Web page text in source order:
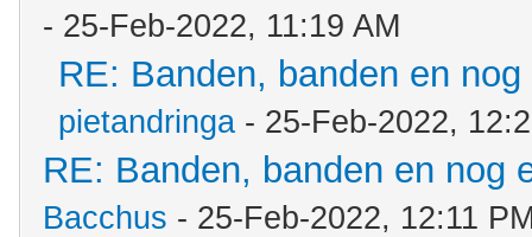
- 25-Feb-2022, 11:19 AM
RE: Banden, banden en
pietandringa - 25-Feb-2022,
RE: Banden, banden en nog
Bacchus - 25-Feb-2022, 12:11